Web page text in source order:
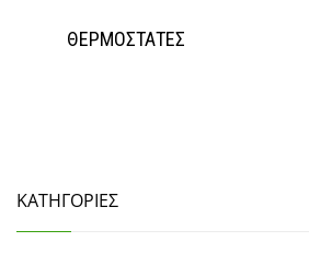
ΘΕΡΜΟΣΤΑΤΕΣ
ΚΑΤΗΓΟΡΙΕΣ